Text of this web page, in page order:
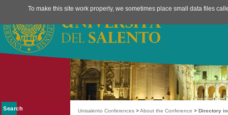
Search Unisalento Conferences >About the Conference > Directory
To make this site work properly, we sometimes place small data files